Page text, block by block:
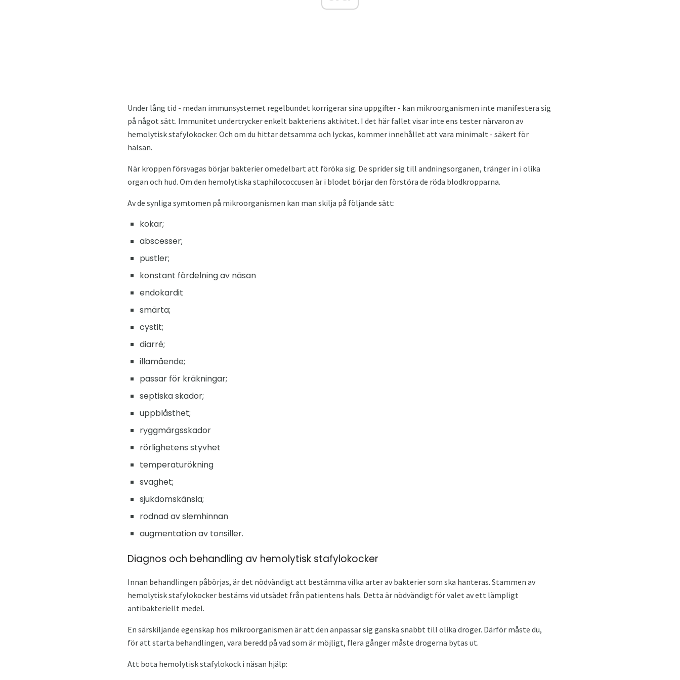
Under lång tid - medan immunsystemet regelbundet korrigerar sina uppgifter - kan mikroorganismen inte manifestera sig
på något sätt. Immunitet undertrycker enkelt bakteriens aktivitet. I det här fallet visar inte ens tester närvaron av
hemolytisk stafylokocker. Och om du hittar detsamma och lyckas, kommer innehållet att vara minimalt - säkert för
hälsan.
När kroppen försvagas börjar bakterier omedelbart att föröka sig. De sprider sig till andningsorganen, tränger in i olika
organ och hud. Om den hemolytiska staphilococcusen är i blodet börjar den förstöra de röda blodkropparna.
Av de synliga symtomen på mikroorganismen kan man skilja på följande sätt:
kokar;
abscesser;
pustler;
konstant fördelning av näsan
endokardit
smärta;
cystit;
diarré;
illamående;
passar för kräkningar;
septiska skador;
uppblåsthet;
ryggmärgsskador
rörlighetens styvhet
temperaturökning
svaghet;
sjukdomskänsla;
rodnad av slemhinnan
augmentation av tonsiller.
Diagnos och behandling av hemolytisk stafylokocker
Innan behandlingen påbörjas, är det nödvändigt att bestämma vilka arter av bakterier som ska hanteras. Stammen av
hemolytisk stafylokocker bestäms vid utsädet från patientens hals. Detta är nödvändigt för valet av ett lämpligt
antibakteriellt medel.
En särskiljande egenskap hos mikroorganismen är att den anpassar sig ganska snabbt till olika droger. Därför måste du,
för att starta behandlingen, vara beredd på vad som är möjligt, flera gånger måste drogerna bytas ut.
Att bota hemolytisk stafylokock i näsan hjälp: